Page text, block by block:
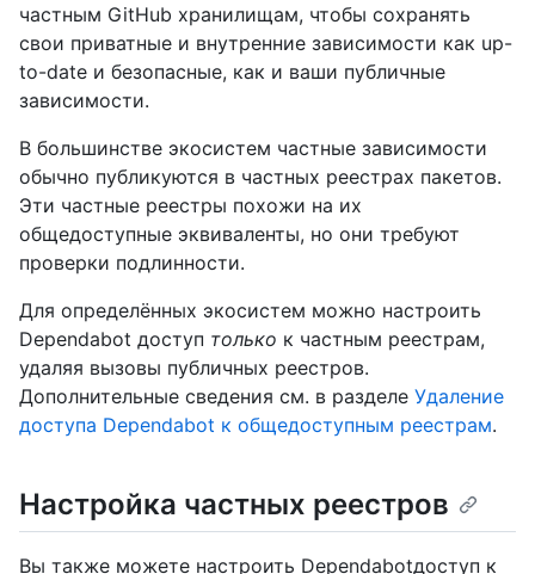
частным GitHub хранилищам, чтобы сохранять
свои приватные и внутренние зависимости как up-
to-date и безопасные, как и ваши публичные
зависимости.
В большинстве экосистем частные зависимости
обычно публикуются в частных реестрах пакетов.
Эти частные реестры похожи на их
общедоступные эквиваленты, но они требуют
проверки подлинности.
Для определённых экосистем можно настроить
Dependabot доступ только к частным реестрам,
удаляя вызовы публичных реестров.
Дополнительные сведения см. в разделе Удаление
доступа Dependabot к общедоступным реестрам.
Настройка частных реестров
Вы также можете настроить Dependabotдоступ к